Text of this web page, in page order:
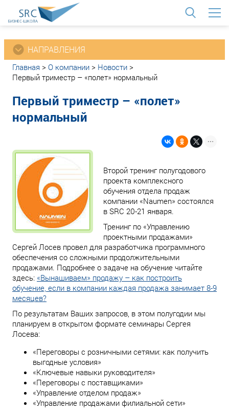
НАПРАВЛЕНИЯ
Главная > О компании > Новости >
Первый триместр – «полет» нормальный
Первый триместр – «полет»
нормальный
Второй тренинг полугодового
проекта комплексного
обучения отдела продаж
компании «Naumen» состоялся
в SRC 20-21 января.
Тренинг по «Управлению
проектными продажами»
Сергей Лосев провел для разработчика программного
обеспечения со сложными продолжительными
продажами. Подробнее о задаче на обучение читайте
здесь: «Вынашиваем» продажу – как построить
обучение, если в компании каждая продажа занимает 8-9
месяцев?
По результатам Ваших запросов, в этом полугодии мы
планируем в открытом формате семинары Сергея
Лосева:
«Переговоры с розничными сетями: как получить
выгодные условия»
«Ключевые навыки руководителя»
«Переговоры с поставщиками»
«Управление отделом продаж»
«Управление продажами филиальной сети»